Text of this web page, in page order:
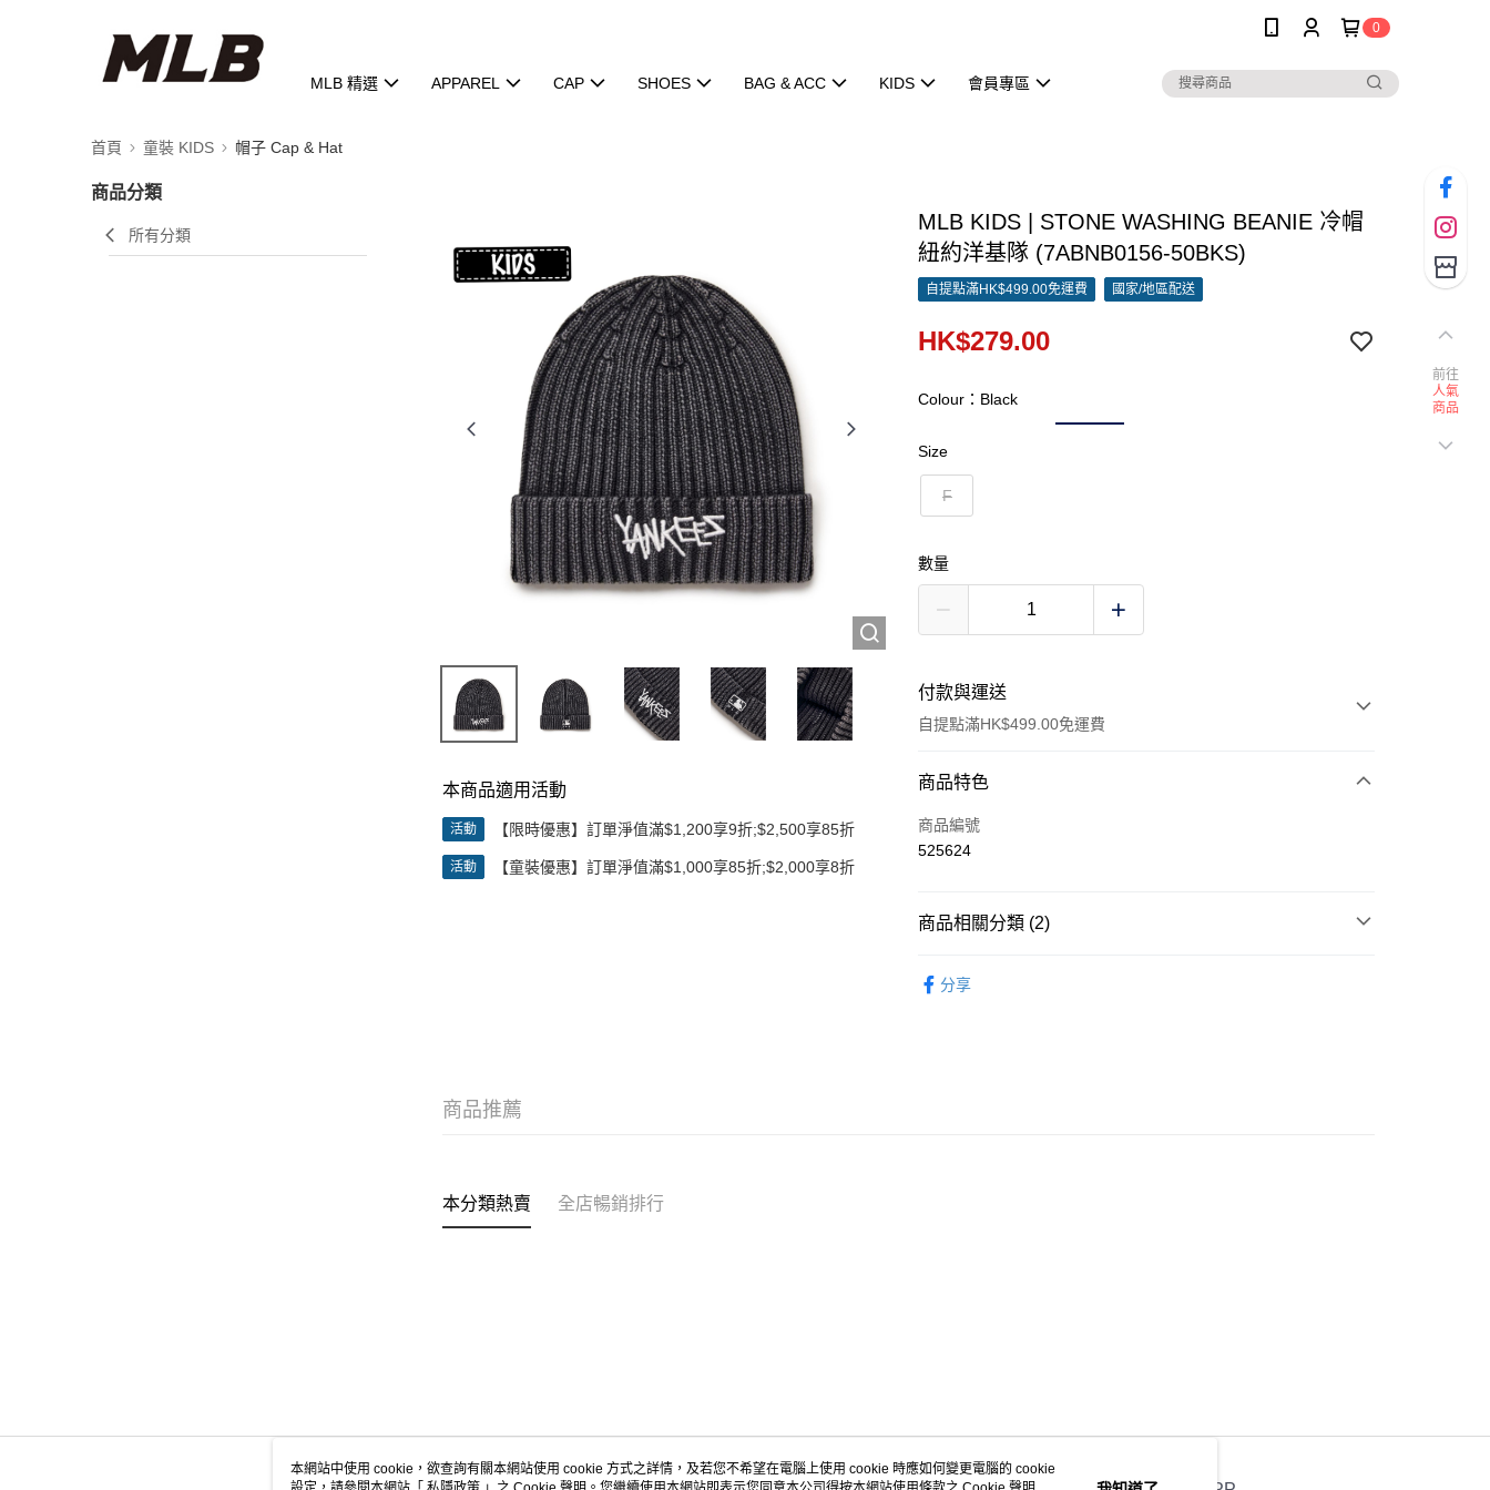
0
MLB 精選 APPAREL CAP SHOES BAG & ACC KIDS 會員專區
首頁 童裝 KIDS 帽子 Cap & Hat
商品分類
所有分類
本商品適用活動
活動 【限時優惠】訂單淨值滿$1,200享9折;$2,500享85折
活動 【童裝優惠】訂單淨值滿$1,000享85折;$2,000享8折
MLB KIDS | STONE WASHING BEANIE 冷帽
紐約洋基隊 (7ABNB0156-50BKS)
自提點滿HK$499.00免運費 國家/地區配送
HK$279.00
Colour：Black
Size
F
數量
付款與運送
自提點滿HK$499.00免運費
付款方式
信用卡
WeChat Pay
商品特色
商品編號
525624
商品相關分類 (2)
分享
商品推薦
本分類熱賣 全店暢銷排行
前往
人氣
商品
本網站中使用 cookie，欲查詢有關本網站使用 cookie 方式之詳情，及若您不希望在電腦上使用 cookie 時應如何變更電腦的 cookie